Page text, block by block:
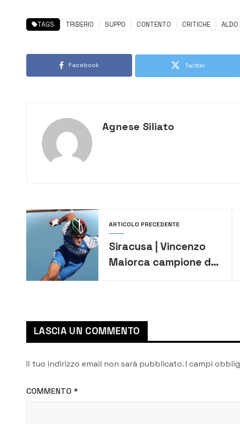
TAGS TRIBERIO SUPPO CONTENTO CRITICHE ALDO
Facebook Twitter
Agnese Siliato
ARTICOLO PRECEDENTE
Siracusa | Vincenzo
Maiorca campione del
LASCIA UN COMMENTO
Il tuo indirizzo email non sarà pubblicato.I campi
COMMENTO *